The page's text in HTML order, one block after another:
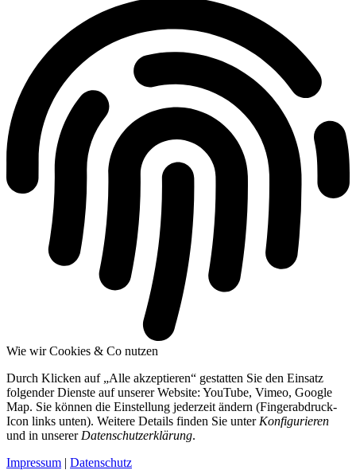
Wie wir Cookies & Co nutzen
Durch Klicken auf „Alle akzeptieren“ gestatten Sie den Einsatz
folgender Dienste auf unserer Website: YouTube, Vimeo, Google
Map. Sie können die Einstellung jederzeit ändern (Fingerabdruck-
Icon links unten). Weitere Details finden Sie unter Konfigurieren
und in unserer Datenschutzerklärung.
Impressum | Datenschutz